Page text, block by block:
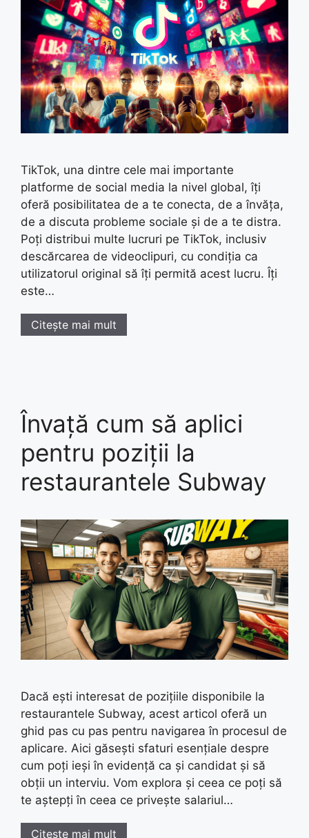
TikTok, una dintre cele mai importante
platforme de social media la nivel global, îți
oferă posibilitatea de a te conecta, de a învăța,
de a discuta probleme sociale și de a te distra.
Poți distribui multe lucruri pe TikTok, inclusiv
descărcarea de videoclipuri, cu condiția ca
utilizatorul original să îți permită acest lucru. Îți
este…
Citește mai mult
Învață cum să aplici
pentru poziții la
restaurantele Subway
Dacă ești interesat de pozițiile disponibile la
restaurantele Subway, acest articol oferă un
ghid pas cu pas pentru navigarea în procesul de
aplicare. Aici găsești sfaturi esențiale despre
cum poți ieși în evidență ca și candidat și să
obții un interviu. Vom explora și ceea ce poți să
te aștepți în ceea ce privește salariul…
Citește mai mult